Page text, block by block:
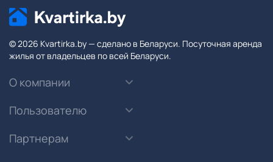
© 2026 Kvartirka.by — сделано в Беларуси. Посуточная аренда
жилья от владельцев по всей Беларуси.
О компании
Пользователю
Партнерам